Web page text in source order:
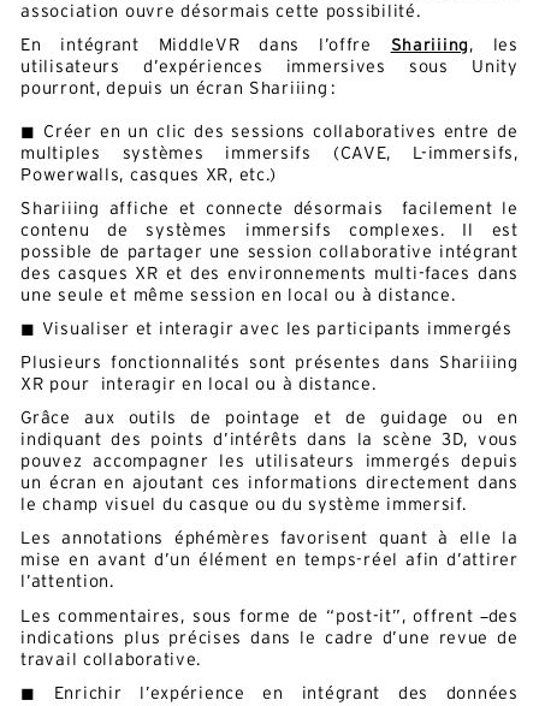
association ouvre désormais cette possibilité.
En intégrant MiddleVR dans l’offre Shariiing , les
utilisateurs d’expériences immersives sous Unity
pourront, depuis un écran Shariiing :
◼ Créer en un clic des sessions collaboratives entre de
multiples systèmes immersifs (CAVE, L-immersifs,
Powerwalls, casques XR, etc.)
Shariiing affiche et connecte désormais facilement le
contenu de systèmes immersifs complexes. Il est
possible de partager une session collaborative intégrant
des casques XR et des environnements multi-faces dans
une seule et même session en local ou à distance.
◼ Visualiser et interagir avec les participants immergés
Plusieurs fonctionnalités sont présentes dans Shariiing
XR pour interagir en local ou à distance.
Grâce aux outils de pointage et de guidage ou en
indiquant des points d’intérêts dans la scène 3D, vous
pouvez accompagner les utilisateurs immergés depuis
un écran en ajoutant ces informations directement dans
le champ visuel du casque ou du système immersif.
Les annotations éphémères favorisent quant à elle la
mise en avant d’un élément en temps-réel afin d’attirer
l’attention.
Les commentaires, sous forme de “post-it”, offrent des
indications plus précises dans le cadre d’une revue de
travail collaborative.
◼ Enrichir l’expérience en intégrant des données
Français Anglais
Alternative: